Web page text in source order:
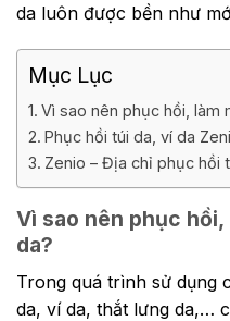
da luôn được bền như
Mục Lục
Vì sao nên phục hồi, làm
Phục hồi túi da, ví da
Zenio – Địa chỉ phục hồi
Vì sao nên phục
da?
Trong quá trình sử dụng
da, ví da, thắt lưng da,…